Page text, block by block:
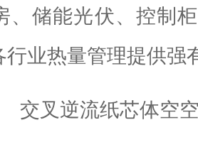
、储能光伏、控制
行业热量管理提供强